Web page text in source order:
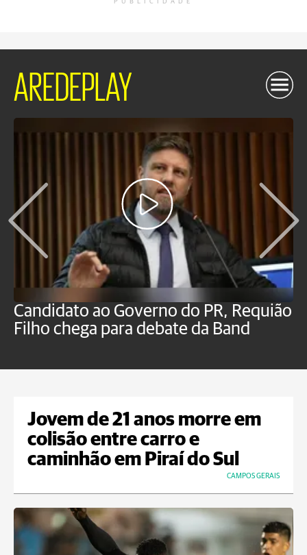
PUBLICIDADE
AREDEPLAY
Candidato ao Governo do PR, Requião
Filho chega para debate da Band
Jovem de 21 anos morre em
colisão entre carro e
caminhão em Piraí do Sul
CAMPOS GERAIS